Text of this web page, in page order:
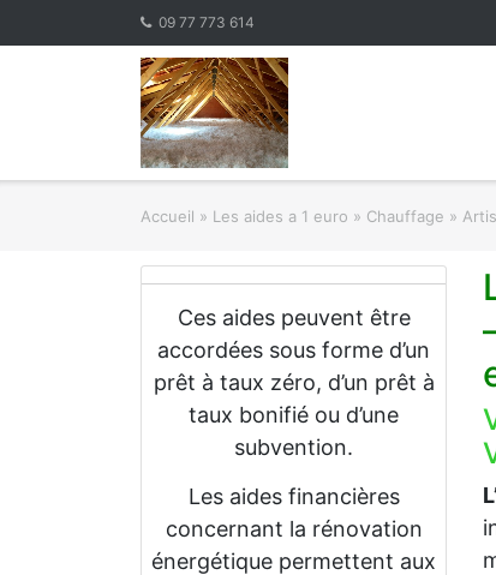
09 77 773 614
Accueil » Les aides a 1 euro » Chauffage »
Ces aides peuvent être
accordées sous forme d’un
prêt à taux zéro, d’un prêt à
taux bonifié ou d’une
subvention.
Les aides financières
concernant la rénovation
énergétique permettent aux